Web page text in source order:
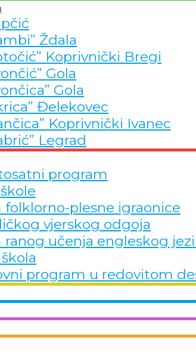
Ždala
Koprivnički Bregi
Gola
Gola
Đelekovec
Koprivnički Ivanec
Legrad
program
folklorno-plesne igraonice
vjerskog odgoja
ranog učenja engleskog
program u redovitom